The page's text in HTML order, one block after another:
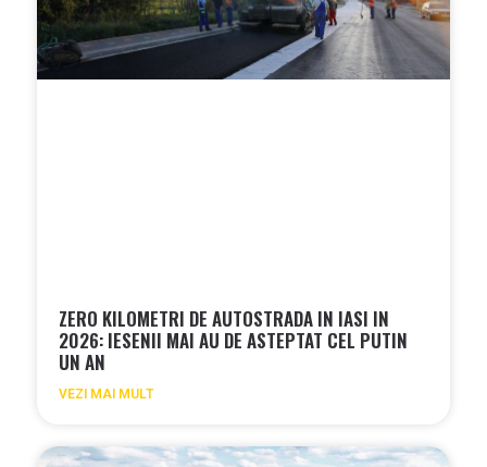
ZERO KILOMETRI DE AUTOSTRADA IN IASI IN
2026: IESENII MAI AU DE ASTEPTAT CEL PUTIN
UN AN
VEZI MAI MULT